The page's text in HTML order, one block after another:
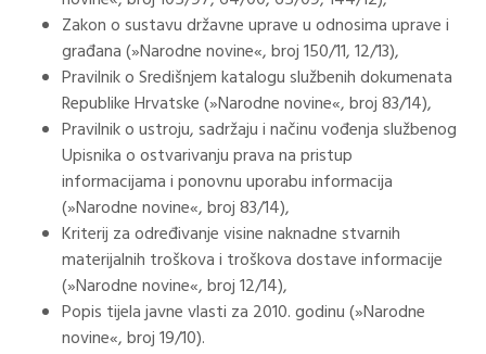
Zakon o sustavu državne uprave u odnosima uprave i
građana (»Narodne novine«, broj 150/11, 12/13),
Pravilnik o Središnjem katalogu službenih dokumenata
Republike Hrvatske (»Narodne novine«, broj 83/14),
Pravilnik o ustroju, sadržaju i načinu vođenja službenog
Upisnika o ostvarivanju prava na pristup
informacijama i ponovnu uporabu informacija
(»Narodne novine«, broj 83/14),
Kriterij za određivanje visine naknadne stvarnih
materijalnih troškova i troškova dostave informacije
(»Narodne novine«, broj 12/14),
Popis tijela javne vlasti za 2010. godinu (»Narodne
novine«, broj 19/10).